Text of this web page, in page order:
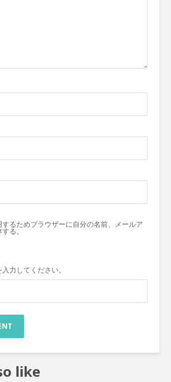
るためブラウザーに自分の名前、メールア
する。
力してください。
like